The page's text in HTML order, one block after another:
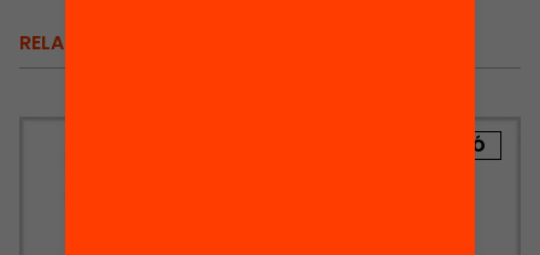
RELACIONATS
PUBLICACIÓ